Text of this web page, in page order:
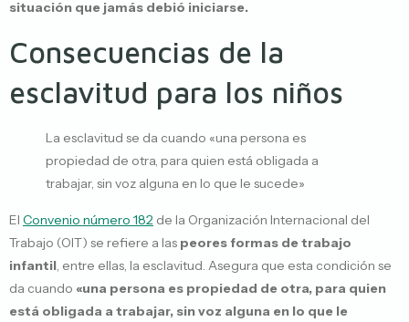
situación que jamás debió iniciarse.
Consecuencias de la
esclavitud para los niños
La esclavitud se da cuando «una persona es
propiedad de otra, para quien está obligada a
trabajar, sin voz alguna en lo que le sucede»
El Convenio número 182 de la Organización Internacional del
Trabajo (OIT) se refiere a las peores formas de trabajo
infantil, entre ellas, la esclavitud. Asegura que esta condición se
da cuando «una persona es propiedad de otra, para quien
está obligada a trabajar, sin voz alguna en lo que le